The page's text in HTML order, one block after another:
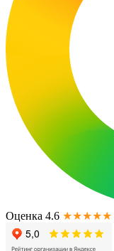
Оценка 4.6 ★★★★★